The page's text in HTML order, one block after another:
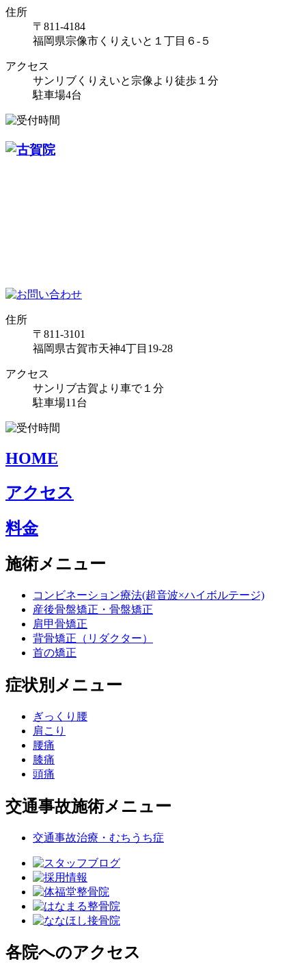
住所
〒811-4184
福岡県宗像市くりえいと１丁目６-５
アクセス
サンリブくりえいと宗像より徒歩１分
駐車場4台
住所
〒811-3101
福岡県古賀市天神4丁目19-28
アクセス
サンリブ古賀より車で１分
駐車場11台
HOME
アクセス
料金
施術メニュー
コンビネーション療法(超音波×ハイボルテージ)
産後骨盤矯正・骨盤矯正
肩甲骨矯正
背骨矯正（リダクター）
首の矯正
症状別メニュー
ぎっくり腰
肩こり
腰痛
膝痛
頭痛
交通事故施術メニュー
交通事故治療・むちうち症
各院へのアクセス